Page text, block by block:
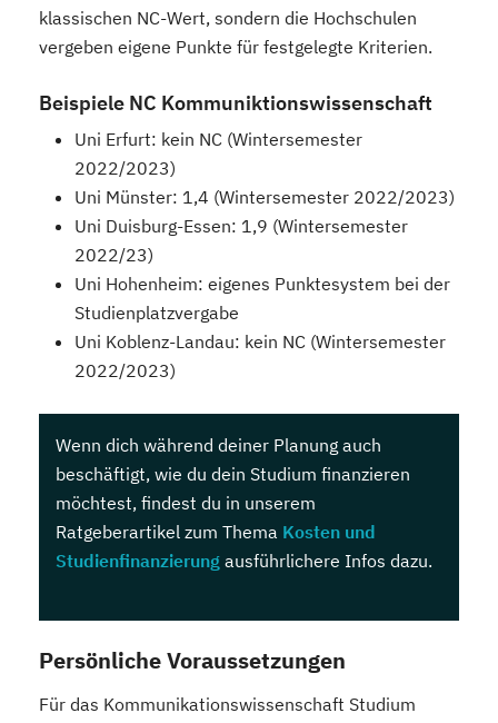
klassischen NC-Wert, sondern die Hochschulen
vergeben eigene Punkte für festgelegte Kriterien.
Beispiele NC Kommuniktionswissenschaft
Uni Erfurt: kein NC (Wintersemester
2022/2023)
Uni Münster: 1,4 (Wintersemester 2022/2023)
Uni Duisburg-Essen: 1,9 (Wintersemester
2022/23)
Uni Hohenheim: eigenes Punktesystem bei der
Studienplatzvergabe
Uni Koblenz-Landau: kein NC (Wintersemester
2022/2023)
Wenn dich während deiner Planung auch
beschäftigt, wie du dein Studium finanzieren
möchtest, findest du in unserem
Ratgeberartikel zum Thema Kosten und
Studienfinanzierung ausführlichere Infos dazu.
Persönliche Voraussetzungen
Für das Kommunikationswissenschaft Studium